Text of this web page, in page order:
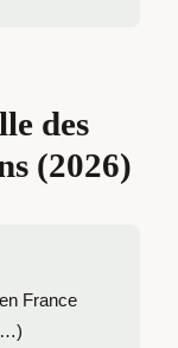
des
(2026)
France